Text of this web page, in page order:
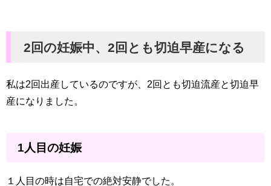
2回の妊娠中、2回とも切迫早産になる
私は2回出産しているのですが、2回とも切迫流産と切迫早
産になりました。
1人目の妊娠
１人目の時は自宅での絶対安静でした。